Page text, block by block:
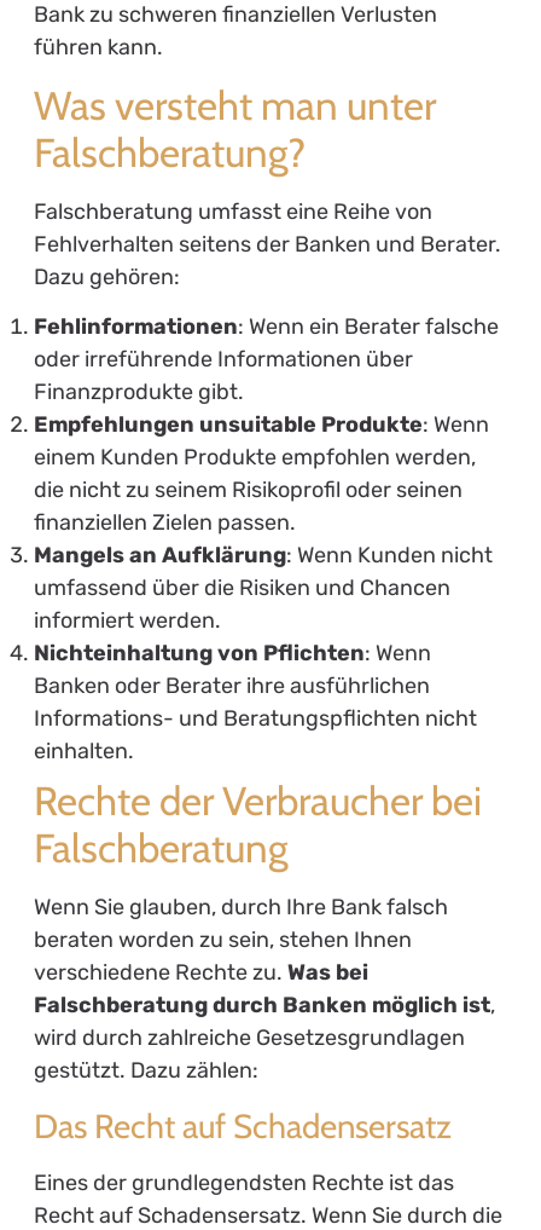
Bank zu schweren finanziellen Verlusten
führen kann.
Was versteht man unter
Falschberatung?
Falschberatung umfasst eine Reihe von
Fehlverhalten seitens der Banken und Berater.
Dazu gehören:
Fehlinformationen: Wenn ein Berater falsche
oder irreführende Informationen über
Finanzprodukte gibt.
Empfehlungen unsuitable Produkte: Wenn
einem Kunden Produkte empfohlen werden,
die nicht zu seinem Risikoprofil oder seinen
finanziellen Zielen passen.
Mangels an Aufklärung: Wenn Kunden nicht
umfassend über die Risiken und Chancen
informiert werden.
Nichteinhaltung von Pflichten: Wenn
Banken oder Berater ihre ausführlichen
Informations- und Beratungspflichten nicht
einhalten.
Rechte der Verbraucher bei
Falschberatung
Wenn Sie glauben, durch Ihre Bank falsch
beraten worden zu sein, stehen Ihnen
verschiedene Rechte zu. Was bei
Falschberatung durch Banken möglich ist,
wird durch zahlreiche Gesetzesgrundlagen
gestützt. Dazu zählen:
Das Recht auf Schadensersatz
Eines der grundlegendsten Rechte ist das
Recht auf Schadensersatz. Wenn Sie durch die